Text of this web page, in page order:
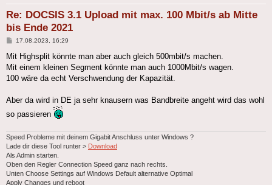
Re: DOCSIS 3.1 Upload mit max. 100 Mbit/s ab Mitte
bis Ende 2021
Beitrag
17.08.2023, 16:29
Mit Highsplit könnte man aber auch gleich 500mbit/s machen.
Mit einem kleinen Segment könnte man auch 1000Mbit/s wagen.
100 wäre da echt Verschwendung der Kapazität.
Aber da wird in DE ja sehr knausern was Bandbreite angeht wird das wohl
so passieren
Speed Probleme mit deinem Gigabit Anschluss unter Windows ?
Lade dir diese Tool runter > Download
Als Admin starten.
Oben den Regler Connection Speed ganz nach rechts.
Unten Choose Settings auf Windows Default alternative Optimal
Apply Changes und reboot